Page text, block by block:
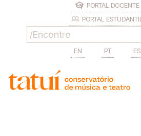
PORTAL DOCENTE
PORTAL ESTUDANTIL
EN PT ES